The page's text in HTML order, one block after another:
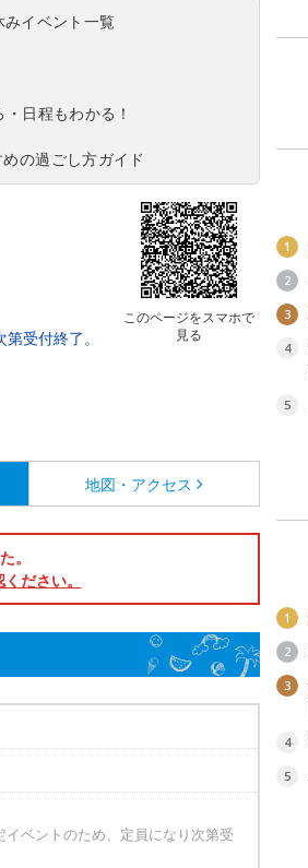
イベント一覧
日程もわかる！
の過ごし方ガイド
このページをスマホで
見る
受付終了。
地図・アクセス
。
ださい。
ベントのため、定員になり次第受
1
2
3
4
5
1
2
3
4
5